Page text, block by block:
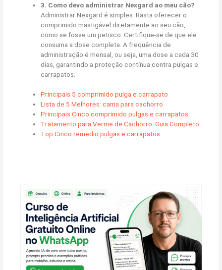
3. Como devo administrar Nexgard ao meu cão?
Administrar Nexgard é simples. Basta oferecer o
comprimido mastigável diretamente ao seu cão,
como se fosse um petisco. Certifique-se de que ele
consuma a dose completa. A frequência de
administração é mensal, ou seja, uma dose a cada 30
dias, garantindo a proteção contínua contra pulgas e
carrapatos.
Principais 5 comprimido pulga e carrapato
Lista de 5 Melhores: cama para cachorro
Principais Cinco comprimido pulgas e carrapatos
Tratamento para Verme de Cachorro: Guia Completo
Top Cinco remedio pulgas e carrapatos